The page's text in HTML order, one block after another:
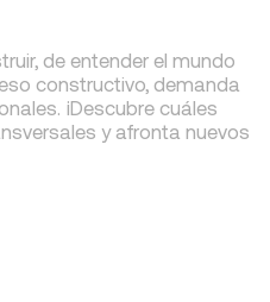
de entender el mundo
constructivo, demanda
¡Descubre cuáles
y afronta nuevos